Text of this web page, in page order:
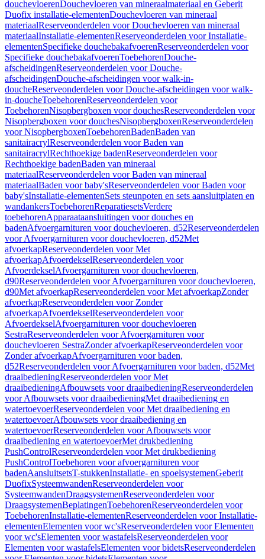
douchevloerenDouchevloeren van mineraalmateriaal en Geberit
Duofix installatie-elementenDouchevloeren van mineraal
materiaalReserveonderdelen voor Douchevloeren van mineraal
materiaalInstallatie-elementenReserveonderdelen voor Installatie-
elementenSpecifieke douchebakafvoerenReserveonderdelen voor
Specifieke douchebakafvoerenToebehorenDouche-
afscheidingenReserveonderdelen voor Douche-
afscheidingenDouche-afscheidingen voor walk-in-
doucheReserveonderdelen voor Douche-afscheidingen voor walk-
in-doucheToebehorenReserveonderdelen voor
ToebehorenNisopbergboxen voor douchesReserveonderdelen voor
Nisopbergboxen voor douchesNisopbergboxenReserveonderdelen
voor NisopbergboxenToebehorenBadenBaden van
sanitairacrylReserveonderdelen voor Baden van
sanitairacrylRechthoekige badenReserveonderdelen voor
Rechthoekige badenBaden van mineraal
materiaalReserveonderdelen voor Baden van mineraal
materiaalBaden voor baby'sReserveonderdelen voor Baden voor
baby'sInstallatie-elementenSets steunpoten en sets aansluitplaten en
wandankersToebehorenReparatiesetsVerdere
toebehorenApparaataansluitingen voor douches en
badenAfvoergarnituren voor douchevloeren, d52Reserveonderdelen
voor Afvoergarnituren voor douchevloeren, d52Met
afvoerkapReserveonderdelen voor Met
afvoerkapAfvoerdekselReserveonderdelen voor
AfvoerdekselAfvoergarnituren voor douchevloeren,
d90Reserveonderdelen voor Afvoergarnituren voor douchevloeren,
d90Met afvoerkapReserveonderdelen voor Met afvoerkapZonder
afvoerkapReserveonderdelen voor Zonder
afvoerkapAfvoerdekselReserveonderdelen voor
AfvoerdekselAfvoergarnituren voor douchevloeren
SestraReserveonderdelen voor Afvoergarnituren voor
douchevloeren SestraZonder afvoerkapReserveonderdelen voor
Zonder afvoerkapAfvoergarnituren voor baden,
d52Reserveonderdelen voor Afvoergarnituren voor baden, d52Met
draaibedieningReserveonderdelen voor Met
draaibedieningAfbouwsets voor draaibedieningReserveonderdelen
voor Afbouwsets voor draaibedieningMet draaibediening en
watertoevoerReserveonderdelen voor Met draaibediening en
watertoevoerAfbouwsets voor draaibediening en
watertoevoerReserveonderdelen voor Afbouwsets voor
draaibediening en watertoevoerMet drukbediening
PushControlReserveonderdelen voor Met drukbediening
PushControlToebehoren voor afvoergarnituren voor
badenAansluitsetsT-stukkenInstallatie- en spoelsystemenGeberit
DuofixSysteemwandenReserveonderdelen voor
SysteemwandenDraagsystemenReserveonderdelen voor
DraagsystemenBeplatingenToebehorenReserveonderdelen voor
ToebehorenInstallatie-elementenReserveonderdelen voor Installatie-
elementenElementen voor wc'sReserveonderdelen voor Elementen
voor wc'sElementen voor wastafelsReserveonderdelen voor
Elementen voor wastafelsElementen voor bidetsReserveonderdelen